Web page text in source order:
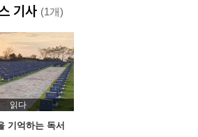
으로 변해가는 제주
사의 영원한 기다림
분단까지_ 제주 4·3 사건 직후 검찰과 사
목에서 돌아서다
_제주 민란과 장두
기사 (1개)
읽다
기억하는 독서